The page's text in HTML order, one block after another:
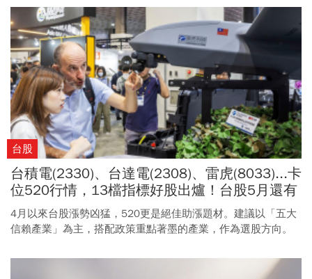
台股
台積電(2330)、台達電(2308)、雷虎(8033)...卡
位520行情，13檔指標好股出爐！台股5月還有
3利多，但留意超漲警訊
4月以來台股漲勢凶猛，520更是絕佳助漲題材。建議以「五大
信賴產業」為主，搭配政策重點著墨的產業，作為選股方向。